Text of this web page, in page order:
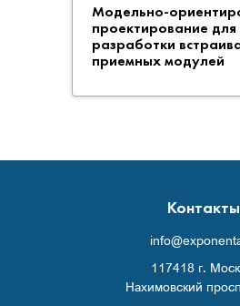
Модельно-
проектирование для
разработки
приемных модулей
Контакты
117418 г.
Нахимовский